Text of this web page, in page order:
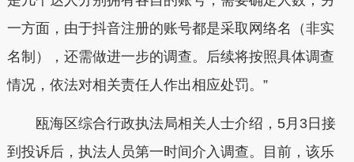
一方面，由于抖音注册的账号都是采取网络名（非实
名制），还需做进一步的调查。后续将按照具体调查
情况，依法对相关责任人作出相应处罚。”
瓯海区综合行政执法局相关人士介绍，5月3日接
到投诉后，执法人员第一时间介入调查。目前，该乐